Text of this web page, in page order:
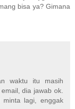
bisa ya? Gimana
waktu itu masih
dia jawab ok.
minta lagi, enggak